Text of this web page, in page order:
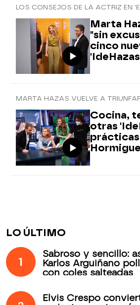
Marta
"sin
cinco
MARTA HAZAS VUELVE A
Cocina,
otras
prácticas
LO ÚLTIMO
1
Sabroso y sencillo:
Karlos Arguiñano
con coles salteadas
Elvis Crespo